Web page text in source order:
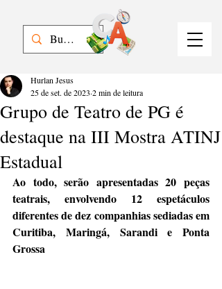
Grupo de Teatro de PG é
destaque na III Mostra ATINJ
Estadual
Hurlan Jesus
25 de set. de 2023 2 min de leitura
Ao todo, serão apresentadas 20 peças
teatrais, envolvendo 12 espetáculos
diferentes de dez companhias sediadas em
Curitiba, Maringá, Sarandi e Ponta
Grossa